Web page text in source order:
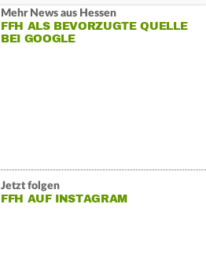
Mehr News aus Hessen
FFH ALS BEVORZUGTE QUELLE
BEI GOOGLE
Jetzt folgen
FFH AUF INSTAGRAM